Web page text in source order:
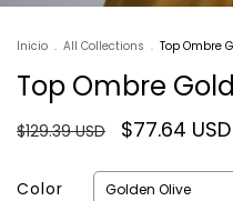
Inicio . All Collections . Top Ombre
Top Ombre
$129.39 USD $77.64 USD
Color